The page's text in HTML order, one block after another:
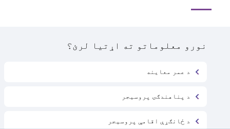
نورو معلوماتو ته اړتیا لرئ؟
د عمر معاینه
د پناهندګۍ پروسیجر
د ځانګړې اقامې پروسیجر